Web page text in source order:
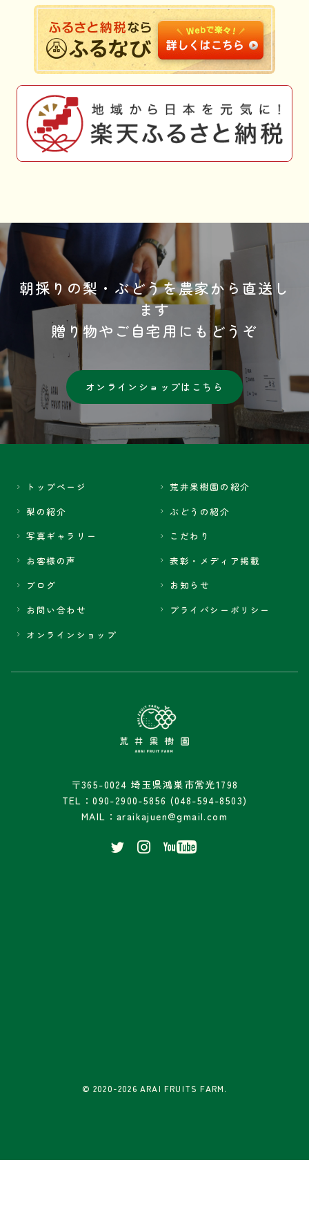
朝採りの梨・ぶどうを農家から直送し
ます
贈り物やご自宅用にもどうぞ
オンラインショップはこちら
トップページ
荒井果樹園の紹介
梨の紹介
ぶどうの紹介
写真ギャラリー
こだわり
お客様の声
表彰・メディア掲載
ブログ
お知らせ
お問い合わせ
プライバシーポリシー
オンラインショップ
〒365-0024 埼玉県鴻巣市常光1798
TEL：090-2900-5856 (048-594-8503)
MAIL：araikajuen@gmail.com
© 2020-2026 ARAI FRUITS FARM.